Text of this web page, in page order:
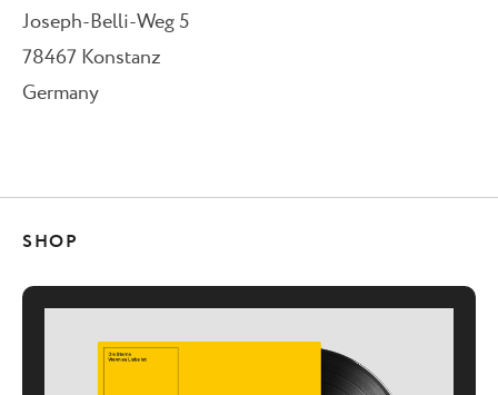
Joseph-Belli-Weg 5
78467 Konstanz
Germany
SHOP